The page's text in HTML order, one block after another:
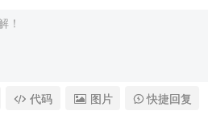
代码 图片 快捷回复